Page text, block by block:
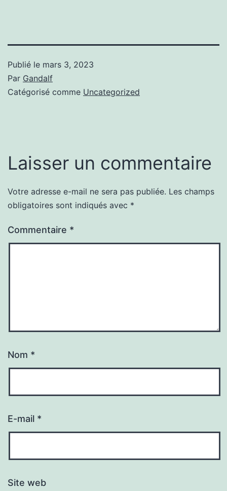
Publié le mars 3, 2023
Par Gandalf
Catégorisé comme Uncategorized
Laisser un commentaire
Votre adresse e-mail ne sera pas publiée. Les champs
obligatoires sont indiqués avec *
Commentaire *
Nom *
E-mail *
Site web